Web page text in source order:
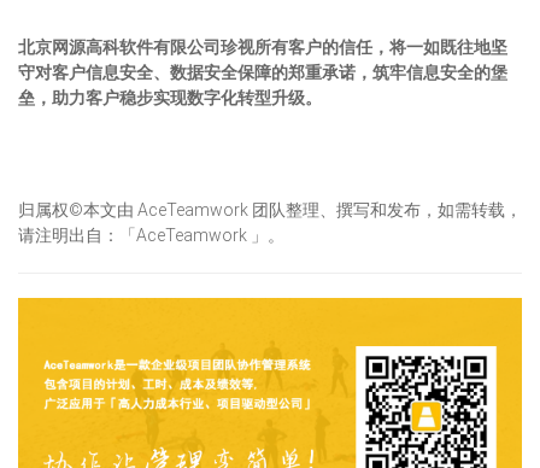
北京网源高科软件有限公司珍视所有客户的信任，将一如既往地坚
守对客户信息安全、数据安全保障的郑重承诺，筑牢信息安全的堡
垒，助力客户稳步实现数字化转型升级。
归属权©本文由 AceTeamwork 团队整理、撰写和发布，如需转载，
请注明出自：「AceTeamwork 」。